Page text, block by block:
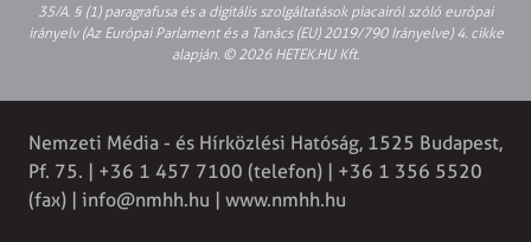
35/A. § (1) paragrafusa és a digitális szolgáltatások piacairól szóló európai
irányelv (Az Európai Parlament és a Tanács (EU) 2019/790 Irányelve) 4. cikke
alapján. © 2026 HETEK.HU Kft.
Nemzeti Média - és Hírközlési Hatóság, 1525 Budapest,
Pf. 75. | +36 1 457 7100 (telefon) | +36 1 356 5520
(fax) | info@nmhh.hu | www.nmhh.hu